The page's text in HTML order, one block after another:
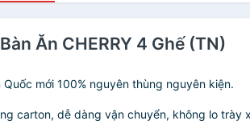
Ăn CHERRY 4 Ghế (TN)
mới 100% nguyên thùng nguyên kiện.
carton, dễ dàng vận chuyển, không lo trày